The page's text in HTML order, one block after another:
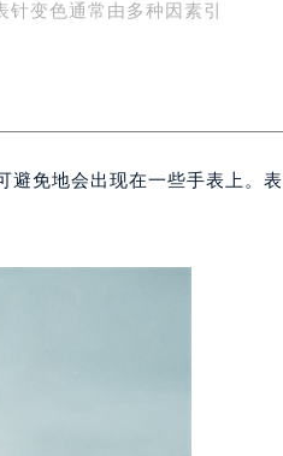
变色通常由多种因素引
避免地会出现在一些手表上。表